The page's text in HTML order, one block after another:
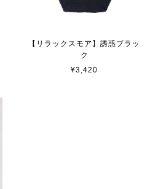
【リラックスモア】誘惑ブラッ
ク
¥3,420